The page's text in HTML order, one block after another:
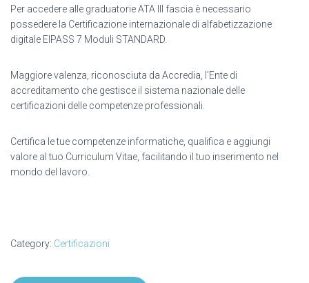
Per accedere alle graduatorie ATA III fascia è necessario
possedere la Certificazione internazionale di alfabetizzazione
digitale EIPASS 7 Moduli STANDARD.
Maggiore valenza, riconosciuta da Accredia, l’Ente di
accreditamento che gestisce il sistema nazionale delle
certificazioni delle competenze professionali.
Certifica le tue competenze informatiche, qualifica e aggiungi
valore al tuo Curriculum Vitae, facilitando il tuo inserimento nel
mondo del lavoro.
Category: Certificazioni